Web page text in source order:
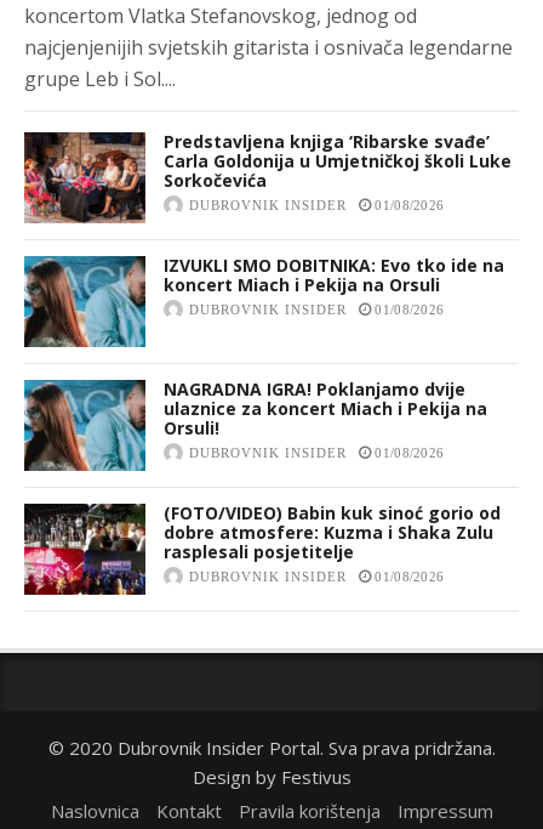
koncertom Vlatka Stefanovskog, jednog od
najcjenjenijih svjetskih gitarista i osnivača legendarne
grupe Leb i Sol....
Predstavljena knjiga ‘Ribarske svađe’
Carla Goldonija u Umjetničkoj školi Luke
Sorkočevića
DUBROVNIK INSIDER 01/08/2026
IZVUKLI SMO DOBITNIKA: Evo tko ide na
koncert Miach i Pekija na Orsuli
DUBROVNIK INSIDER 01/08/2026
NAGRADNA IGRA! Poklanjamo dvije
ulaznice za koncert Miach i Pekija na
Orsuli!
DUBROVNIK INSIDER 01/08/2026
(FOTO/VIDEO) Babin kuk sinoć gorio od
dobre atmosfere: Kuzma i Shaka Zulu
rasplesali posjetitelje
DUBROVNIK INSIDER 01/08/2026
© 2020 Dubrovnik Insider Portal. Sva prava pridržana.
Design by Festivus
Naslovnica
Kontakt Pravila korištenja Impressum